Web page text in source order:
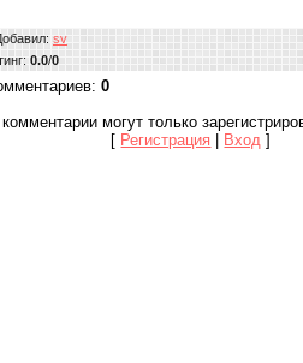
: sv
: 0.0/0
: 0
могут только
[ Регистрация Вход ]